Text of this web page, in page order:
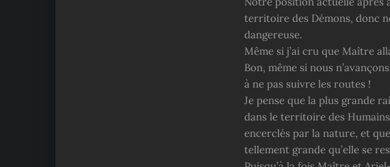
territoire des Démons, donc
dangereuse.
Même si j’ai cru que Maître
Bon, même si nous
à ne pas suivre les routes !
Je pense que la plus grande
dans le territoire des
encerclés par la nature, et
tellement grande qu’elle se